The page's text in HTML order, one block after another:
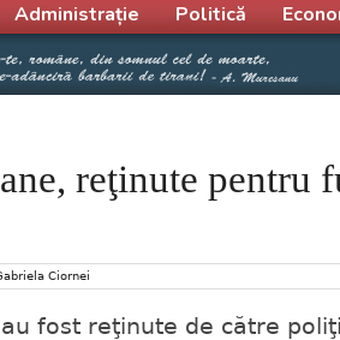
reţinute pentru
Ciornei
fost reţinute de către
Administrație Politică